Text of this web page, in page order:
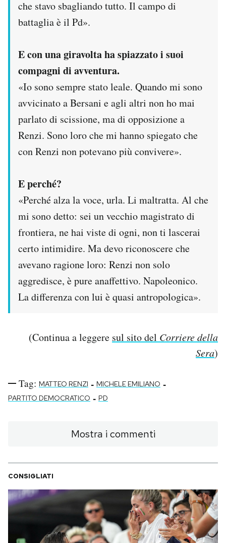
che stavo sbagliando tutto. Il campo di
battaglia è il Pd».
E con una giravolta ha spiazzato i suoi
compagni di avventura.
«Io sono sempre stato leale. Quando mi sono
avvicinato a Bersani e agli altri non ho mai
parlato di scissione, ma di opposizione a
Renzi. Sono loro che mi hanno spiegato che
con Renzi non potevano più convivere».
E perché?
«Perché alza la voce, urla. Li maltratta. Al che
mi sono detto: sei un vecchio magistrato di
frontiera, ne hai viste di ogni, non ti lascerai
certo intimidire. Ma devo riconoscere che
avevano ragione loro: Renzi non solo
aggredisce, è pure anaffettivo. Napoleonico.
La differenza con lui è quasi antropologica».
(Continua a leggere sul sito del Corriere della
Sera)
Tag: MATTEO RENZI - MICHELE EMILIANO -
PARTITO DEMOCRATICO - PD
Mostra i commenti
CONSIGLIATI